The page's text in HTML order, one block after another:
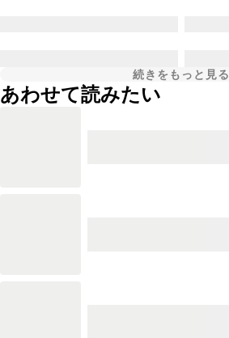
続きをもっと見る
あわせて読みたい